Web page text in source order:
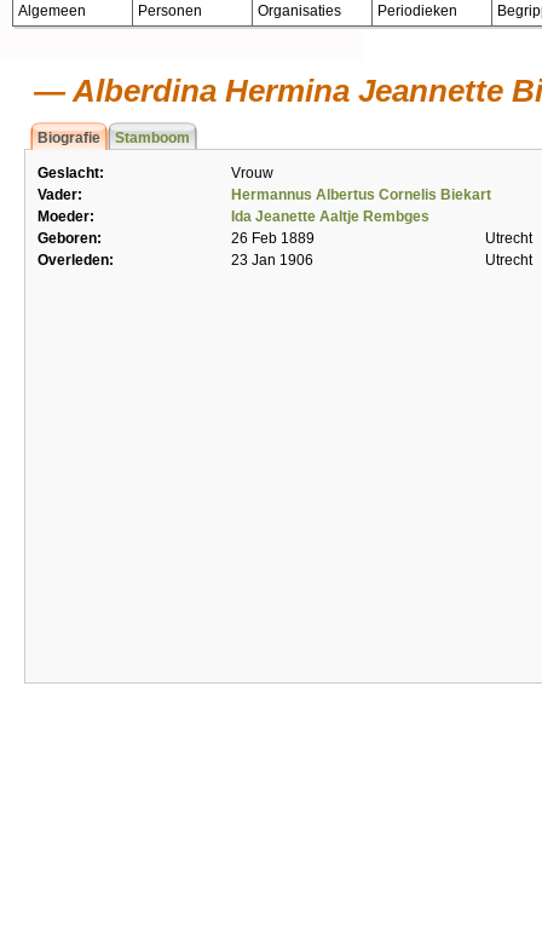
Algemeen Personen Organisaties Periodieken
Alberdina Hermina Jeannette
Biografie Stamboom
Geslacht:
Vrouw
Vader:
Hermannus Albertus Cornelis Biekart
Moeder:
Ida Jeanette Aaltje Rembges
Geboren:
26 Feb 1889
Utrecht
Overleden:
23 Jan 1906 Utrecht